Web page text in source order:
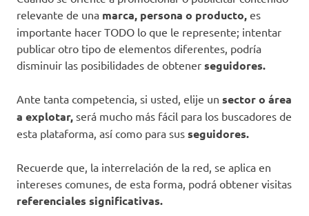
relevante de una marca, persona o producto, es
importante hacer TODO lo que le represente; intentar
publicar otro tipo de elementos diferentes, podría
disminuir las posibilidades de obtener seguidores.
Ante tanta competencia, si usted, elije un sector o área
a explotar, será mucho más fácil para los buscadores de
esta plataforma, así como para sus seguidores.
Recuerde que, la interrelación de la red, se aplica en
intereses comunes, de esta forma, podrá obtener visitas
referenciales significativas.